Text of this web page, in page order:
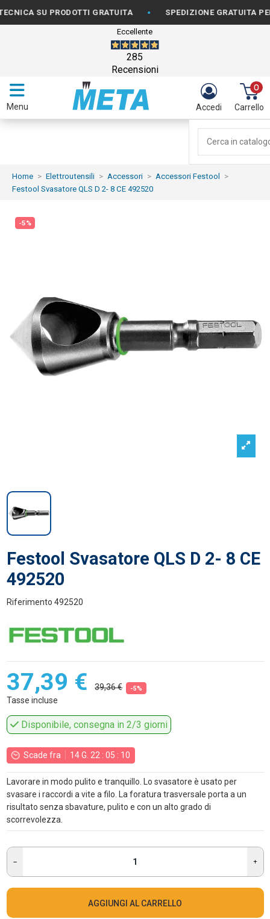
SU PRODOTTI GRATUITA • SPEDIZIONE GRATUITA PER
Eccellente
285
Recensioni
Menu Accedi
0
Carrello
Home Elettroutensili Accessori
Accessori Festool
Festool Svasatore QLS D 2- 8 CE 492520
-5%
Festool Svasatore QLS D 2- 8 CE
492520
Riferimento 492520
37,39 € 39,36 € -5%
Tasse incluse
Disponibile, consegna in 2/3 giorni
Scade fra 14G. 22 : 05 : 10
Lavorare in modo pulito e tranquillo. Lo svasatore è usato per
svasare i raccordi a vite a filo. La foratura trasversale porta a un
risultato senza sbavature, pulito e con un alto grado di
scorrevolezza.
AGGIUNGI AL CARRELLO